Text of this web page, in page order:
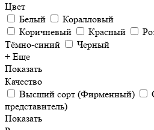
Цвет
Белый
Коралловый
Коричневый
Красный
Тёмно-синий
Черный
+ Еще
Показать
Качество
Высший сорт (Фирменный)
представитель)
Показать